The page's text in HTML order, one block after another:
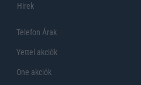
Hirek
Telefon Árak
Yettel akciók
One akciók